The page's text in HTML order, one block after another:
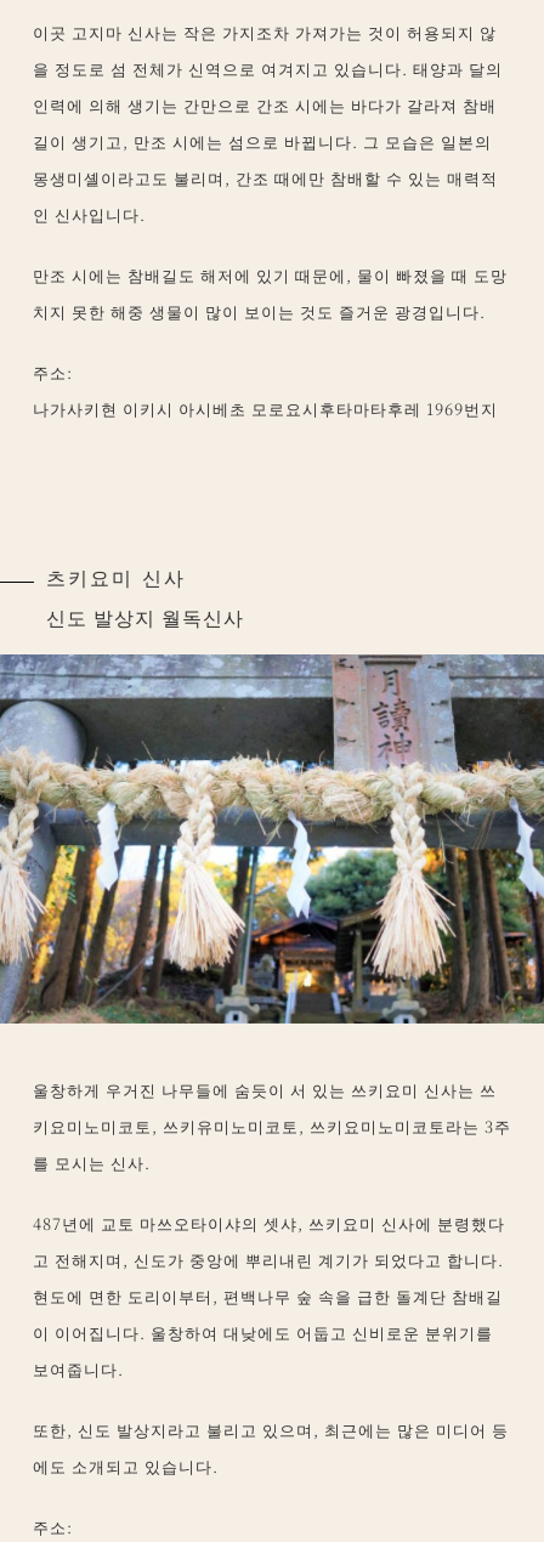
이곳 고지마 신사는 작은 가지조차 가져가는 것이 허용되지 않
을 정도로 섬 전체가 신역으로 여겨지고 있습니다. 태양과 달의
인력에 의해 생기는 간만으로 간조 시에는 바다가 갈라져 참배
길이 생기고, 만조 시에는 섬으로 바뀝니다. 그 모습은 일본의
몽생미셸이라고도 불리며, 간조 때에만 참배할 수 있는 매력적
인 신사입니다.
만조 시에는 참배길도 해저에 있기 때문에, 물이 빠졌을 때 도망
치지 못한 해중 생물이 많이 보이는 것도 즐거운 광경입니다.
주소:
나가사키현 이키시 아시베초 모로요시후타마타후레 1969번지
츠키요미 신사
신도 발상지 월독신사
울창하게 우거진 나무들에 숨듯이 서 있는 쓰키요미 신사는 쓰
키요미노미코토, 쓰키유미노미코토, 쓰키요미노미코토라는 3주
를 모시는 신사.
487년에 교토 마쓰오타이샤의 셋샤, 쓰키요미 신사에 분령했다
고 전해지며, 신도가 중앙에 뿌리내린 계기가 되었다고 합니다.
현도에 면한 도리이부터, 편백나무 숲 속을 급한 돌계단 참배길
이 이어집니다. 울창하여 대낮에도 어둡고 신비로운 분위기를
보여줍니다.
또한, 신도 발상지라고 불리고 있으며, 최근에는 많은 미디어 등
에도 소개되고 있습니다.
주소: